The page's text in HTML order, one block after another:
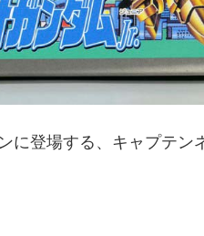
に登場する、キャプテン